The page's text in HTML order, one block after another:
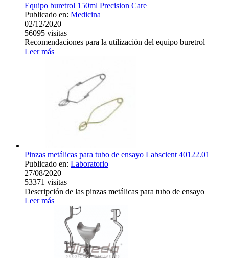
Equipo buretrol 150ml Precision Care
Publicado en: Medicina
02/12/2020
56095 visitas
Recomendaciones para la utilización del equipo buretrol
Leer más
Pinzas metálicas para tubo de ensayo Labscient 40122.01
Publicado en: Laboratorio
27/08/2020
53371 visitas
Descripción de las pinzas metálicas para tubo de ensayo
Leer más